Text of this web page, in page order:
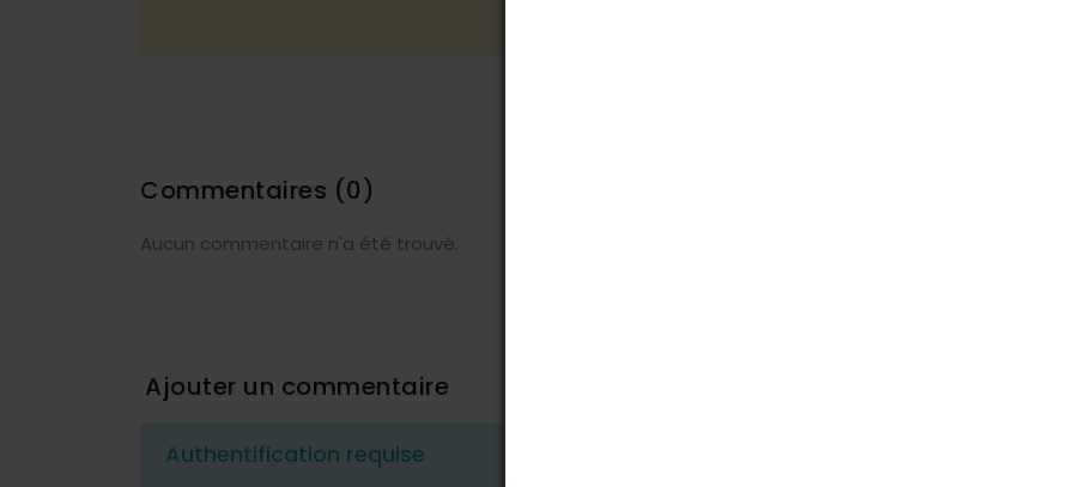
Commentaires (0)
Aucun commentaire n'a été trouvé.
Ajouter un commentaire
Authentification requise